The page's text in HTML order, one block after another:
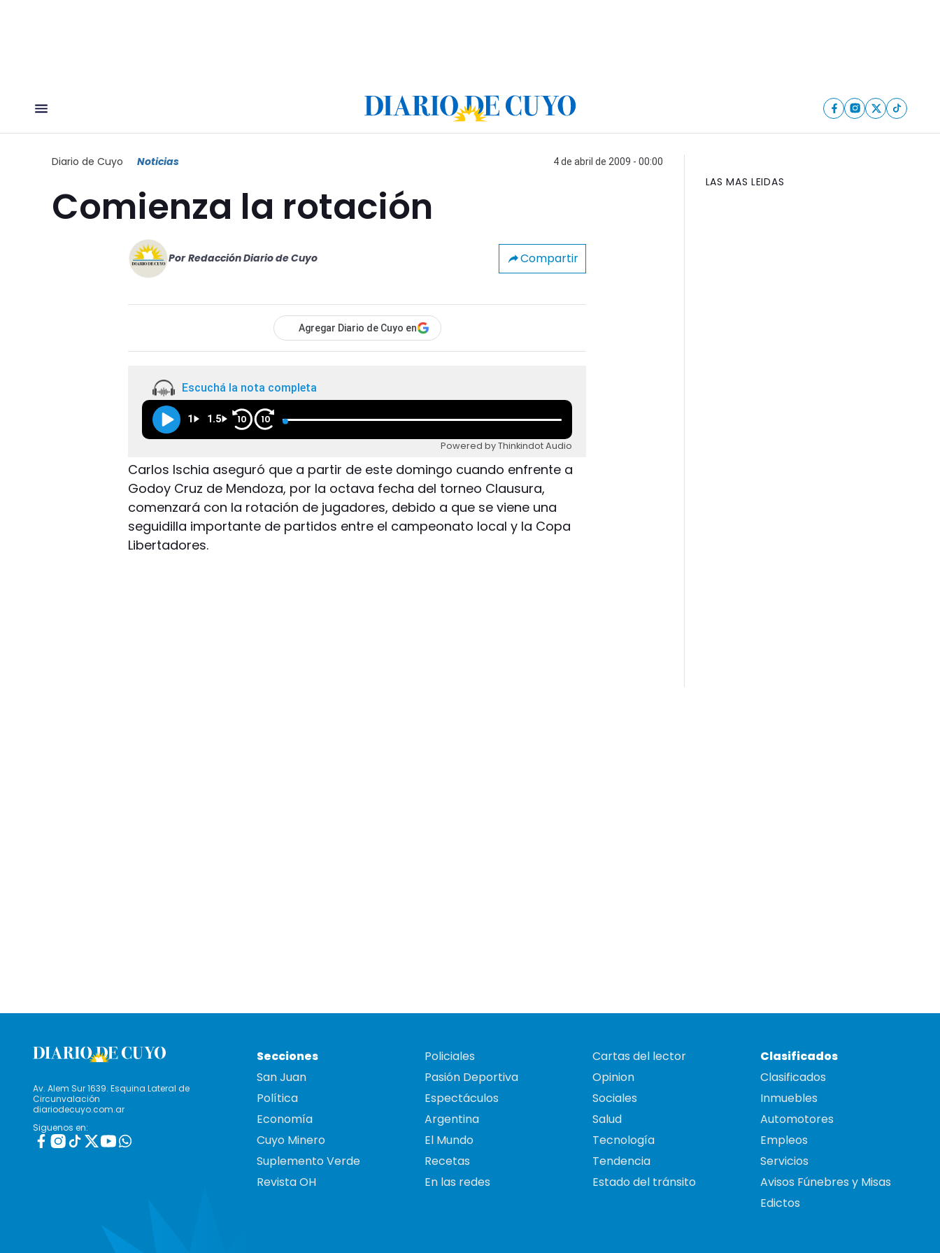
Diario de Cuyo Noticias 4 de abril de 2009 - 00:00
Comienza la rotación
Por Redacción Diario de Cuyo Compartir
Agregar Diario de Cuyo en
Escuchá la nota completa
1 1.5 10 10
Powered by Thinkindot Audio
Carlos Ischia aseguró que a partir de este domingo cuando enfrente a
Godoy Cruz de Mendoza, por la octava fecha del torneo Clausura,
comenzará con la rotación de jugadores, debido a que se viene una
seguidilla importante de partidos entre el campeonato local y la Copa
Libertadores.
LAS MAS LEIDAS
Av. Alem Sur 1639. Esquina Lateral de
Circunvalación
diariodecuyo.com.ar
Siguenos en:
Secciones
San Juan
Política
Economía
Cuyo Minero
Suplemento Verde
Revista OH
Policiales
Pasión Deportiva
Espectáculos
Argentina
El Mundo
Recetas
En las redes
Cartas del lector
Opinion
Sociales
Salud
Tecnología
Tendencia
Estado del tránsito
Clasificados
Clasificados
Inmuebles
Automotores
Empleos
Servicios
Avisos Fúnebres y Misas
Edictos